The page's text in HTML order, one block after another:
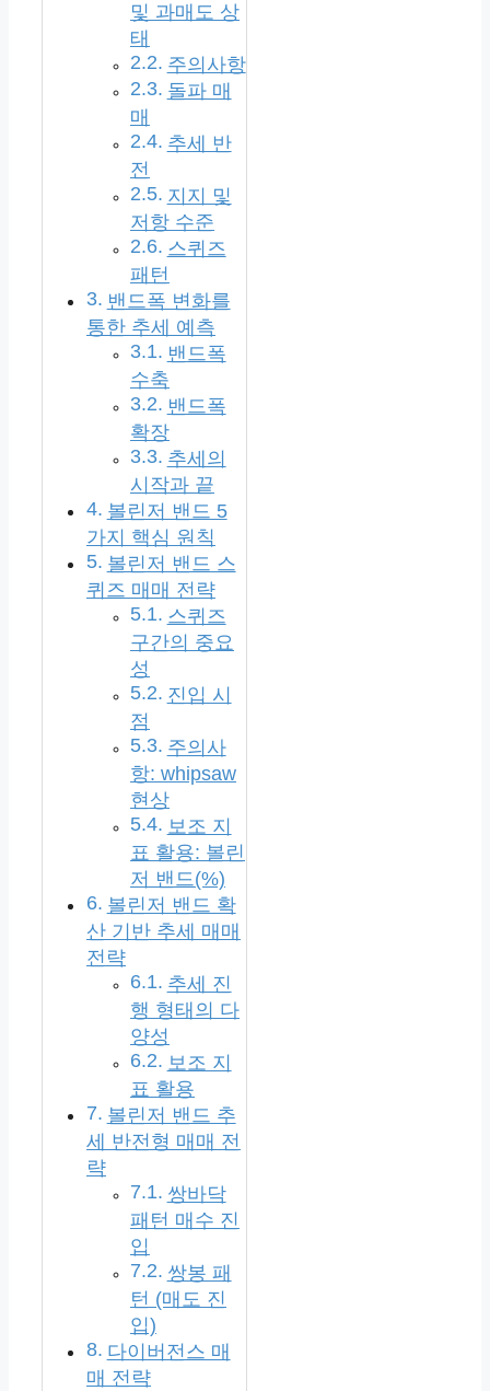
및 과매도 상
태
주의사항
돌파 매
매
추세 반
전
지지 및
저항 수준
스퀴즈
패턴
밴드폭 변화를
통한 추세 예측
밴드폭
수축
밴드폭
확장
추세의
시작과 끝
볼린저 밴드 5
가지 핵심 원칙
볼린저 밴드 스
퀴즈 매매 전략
스퀴즈
구간의 중요
성
진입 시
점
주의사
항: whipsaw
현상
보조 지
표 활용: 볼린
저 밴드(%)
볼린저 밴드 확
산 기반 추세 매매
전략
추세 진
행 형태의 다
양성
보조 지
표 활용
볼린저 밴드 추
세 반전형 매매 전
략
쌍바닥
패턴 매수 진
입
쌍봉 패
턴 (매도 진
입)
다이버전스 매
매 전략